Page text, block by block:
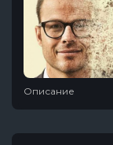
Описание